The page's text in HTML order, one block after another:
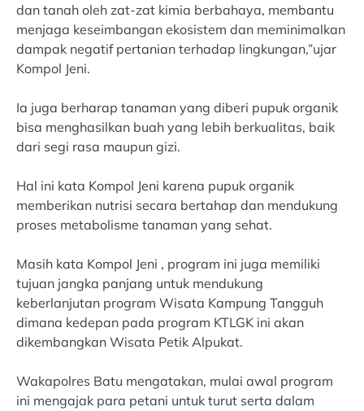
dan tanah oleh zat-zat kimia berbahaya, membantu
menjaga keseimbangan ekosistem dan meminimalkan
dampak negatif pertanian terhadap lingkungan,”ujar
Kompol Jeni.
Ia juga berharap tanaman yang diberi pupuk organik
bisa menghasilkan buah yang lebih berkualitas, baik
dari segi rasa maupun gizi.
Hal ini kata Kompol Jeni karena pupuk organik
memberikan nutrisi secara bertahap dan mendukung
proses metabolisme tanaman yang sehat.
Masih kata Kompol Jeni , program ini juga memiliki
tujuan jangka panjang untuk mendukung
keberlanjutan program Wisata Kampung Tangguh
dimana kedepan pada program KTLGK ini akan
dikembangkan Wisata Petik Alpukat.
Wakapolres Batu mengatakan, mulai awal program
ini mengajak para petani untuk turut serta dalam